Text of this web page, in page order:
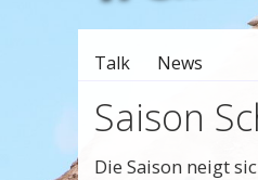
Talk News
Saison
Die Saison neigt